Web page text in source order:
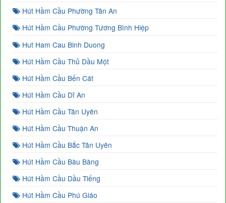
Hút Hầm Cầu Phường Tân An
Hút Hầm Cầu Phường Tương Bình Hiệp
Hut Ham Cau Binh Duong
Hút Hầm Cầu Thủ Dầu Một
Hút Hầm Cầu Bến Cát
Hút Hầm Cầu Dĩ An
Hút Hầm Cầu Tân Uyên
Hút Hầm Cầu Thuận An
Hút Hầm Cầu Bắc Tân Uyên
Hút Hầm Cầu Bàu Bàng
Hút Hầm Cầu Dầu Tiếng
Hút Hầm Cầu Phú Giáo